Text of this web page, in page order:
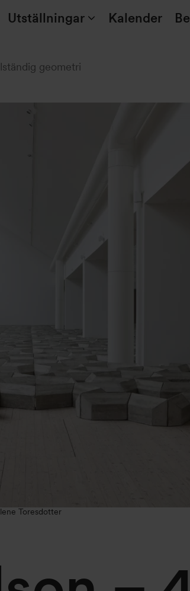
Utställningar Kalender
geometri
Toresdotter